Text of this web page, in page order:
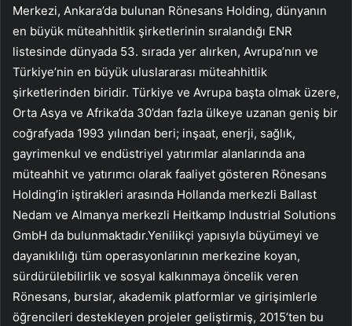
Merkezi, Ankara’da bulunan Rönesans Holding, dünyanın
en büyük müteahhitlik şirketlerinin sıralandığı ENR
listesinde dünyada 53. sırada yer alırken, Avrupa’nın ve
Türkiye’nin en büyük uluslararası müteahhitlik
şirketlerinden biridir. Türkiye ve Avrupa başta olmak üzere,
Orta Asya ve Afrika’da 30’dan fazla ülkeye uzanan geniş bir
coğrafyada 1993 yılından beri; inşaat, enerji, sağlık,
gayrimenkul ve endüstriyel yatırımlar alanlarında ana
müteahhit ve yatırımcı olarak faaliyet gösteren Rönesans
Holding’in iştirakleri arasında Hollanda merkezli Ballast
Nedam ve Almanya merkezli Heitkamp Industrial Solutions
GmbH da bulunmaktadır.Yenilikçi yapısıyla büyümeyi ve
dayanıklılığı tüm operasyonlarının merkezine koyan,
sürdürülebilirlik ve sosyal kalkınmaya öncelik veren
Rönesans, burslar, akademik platformlar ve girişimlerle
öğrencileri destekleyen projeler geliştirmiş, 2015’ten bu